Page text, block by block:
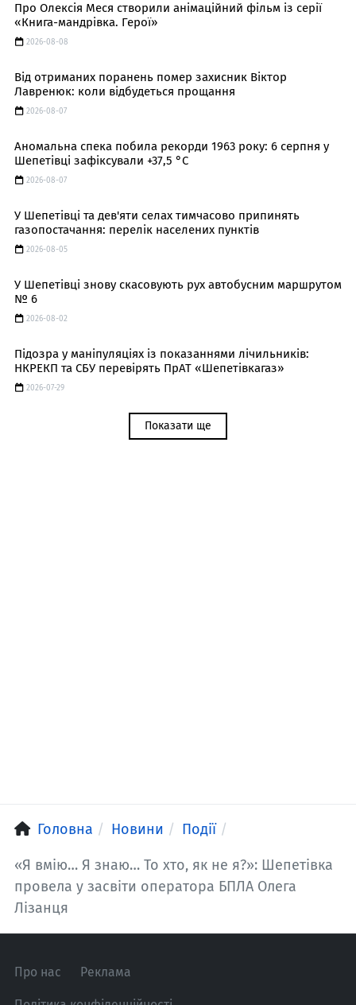
Про Олексія Меся створили анімаційний фільм із серії
«Книга-мандрівка. Герої»
2026-08-08
Від отриманих поранень помер захисник Віктор
Лавренюк: коли відбудеться прощання
2026-08-07
Аномальна спека побила рекорди 1963 року: 6 серпня у
Шепетівці зафіксували +37,5 °C
2026-08-07
У Шепетівці та дев'яти селах тимчасово припинять
газопостачання: перелік населених пунктів
2026-08-05
У Шепетівці знову скасовують рух автобусним маршрутом
№ 6
2026-08-02
Підозра у маніпуляціях із показаннями лічильників:
НКРЕКП та СБУ перевірять ПрАТ «Шепетівкагаз»
2026-07-29
Показати ще
Головна Новини Події
«Я вмію… Я знаю… То хто, як не я?»: Шепетівка
провела у засвіти оператора БПЛА Олега
Лізанця
Про нас Реклама